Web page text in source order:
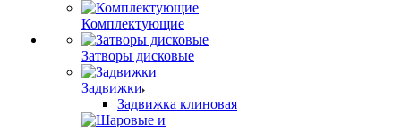
Комплектующие
Затворы дисковые
Задвижки
Задвижка клиновая